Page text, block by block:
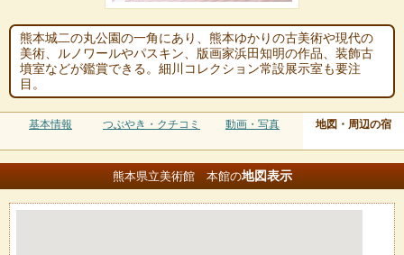
熊本城二の丸公園の一角にあり、熊本ゆかりの古美術や現代の
美術、ルノワールやパスキン、版画家浜田知明の作品、装飾古
墳室などが鑑賞できる。細川コレクション常設展示室も要注
目。
基本情報 つぶやき・クチコミ 動画・写真 地図・周辺の宿
熊本県立美術館 本館の地図表示